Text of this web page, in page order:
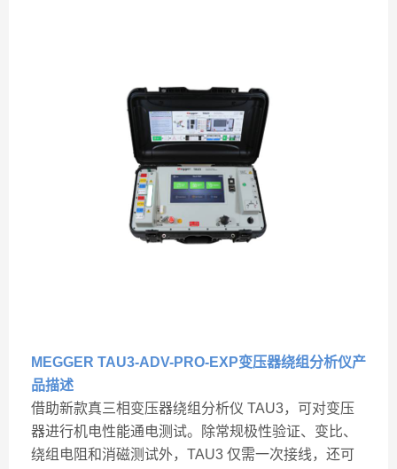
MEGGER TAU3-ADV-PRO-EXP变压器绕组分析仪产
品描述
借助新款真三相变压器绕组分析仪 TAU3，可对变压
器进行机电性能通电测试。除常规极性验证、变比、
绕组电阻和消磁测试外，TAU3 仅需一次接线，还可